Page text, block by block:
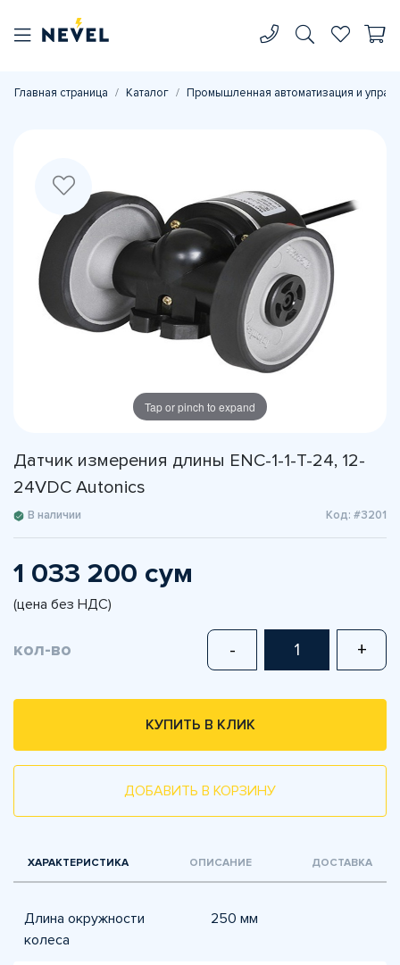
Главная страница Каталог Промышленная автоматизация и
Tap or pinch to expand
Датчик измерения длины ENC-1-1-T-24, 12-
24VDC Autonics
В наличии Код: #3201
1 033 200 сум
(цена без НДС)
кол-во - +
КУПИТЬ В КЛИК
ДОБАВИТЬ В КОРЗИНУ
ХАРАКТЕРИСТИКА ОПИСАНИЕ ДОСТАВКА
Длина окружности
колеса
250 мм